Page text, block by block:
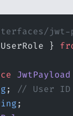
jwt-
UserRole }
JwtPayload
;
// User ID
;